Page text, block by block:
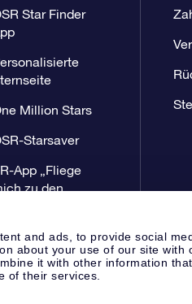
and ads, to provide social
about your use of our site with
it with other information
of their services.
Star Finder
Million Stars
Starsaver
App „Fliege
zu den